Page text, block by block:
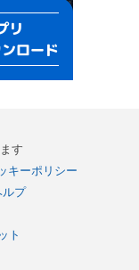
す
キーポリシー
ルプ
ト